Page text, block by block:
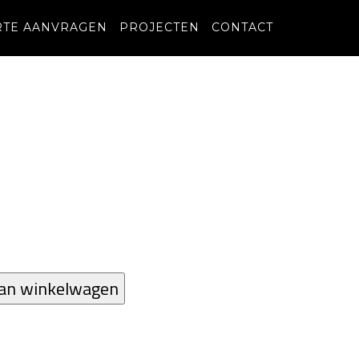
AANVRAGEN PROJECTEN CONTACT
winkelwagen